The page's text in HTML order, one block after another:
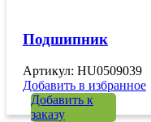
Подшипник
Артикул: HU0509039
Добавить в избранное
Добавить к
заказу